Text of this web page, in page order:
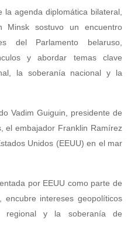
la agenda diplomática bilateral,
Minsk sostuvo un encuentro
del Parlamento belaruso,
y abordar temas clave
la soberanía nacional y la
Vadim Guiguin, presidente de
el embajador Franklin Ramírez
Unidos (EEUU) en el mar
por EEUU como parte de
encubre intereses geopolíticos
regional y la soberanía de